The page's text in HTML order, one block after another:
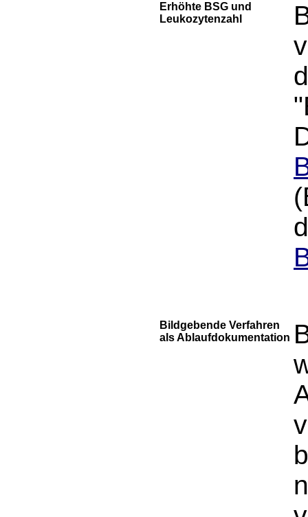
Erhöhte BSG und
Leukozytenzahl
Bildgebende Verfahren
als Ablaufdokumentation